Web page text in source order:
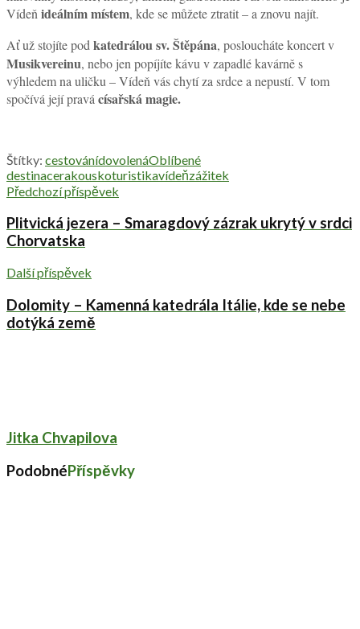
Vídeň ideálním místem, kde se můžete ztratit – a znovu najít.
Ať už stojíte pod katedrálou sv. Štěpána, posloucháte koncert v
Musikvereinu, nebo jen popíjíte kávu v zapadlé kavárně s
výhledem na uličku – Vídeň vás chytí za srdce a nepustí. V tom
spočívá její pravá císařská magie.
Štítky: cestovánídovolenáOblíbené
destinacerakouskoturistikavídeňzážitek
Předchozí příspěvek
Plitvická jezera – Smaragdový zázrak ukrytý v srdci
Chorvatska
Další příspěvek
Dolomity – Kamenná katedrála Itálie, kde se nebe
dotýká země
Jitka Chvapilova
PodobnéPříspěvky